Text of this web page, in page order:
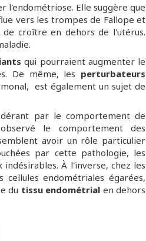
l'endométriose. Elle suggère que
vers les trompes de Fallope et
croître en dehors de l'utérus.
qui pourraient augmenter le
De même, les perturbateurs
est également un sujet de
par le comportement de
le comportement des
avoir un rôle particulier
par cette pathologie, les
À l'inverse, chez les
endométriales égarées,
du tissu endométrial en dehors